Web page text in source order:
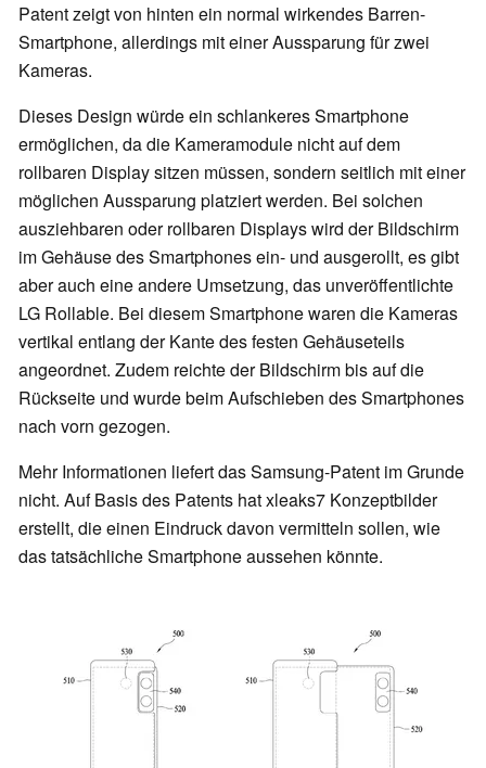
Patent zeigt von hinten ein normal wirkendes Barren-
Smartphone, allerdings mit einer Aussparung für zwei
Kameras.
Dieses Design würde ein schlankeres Smartphone
ermöglichen, da die Kameramodule nicht auf dem
rollbaren Display sitzen müssen, sondern seitlich mit einer
möglichen Aussparung platziert werden. Bei solchen
ausziehbaren oder rollbaren Displays wird der Bildschirm
im Gehäuse des Smartphones ein- und ausgerollt, es gibt
aber auch eine andere Umsetzung, das unveröffentlichte
LG Rollable. Bei diesem Smartphone waren die Kameras
vertikal entlang der Kante des festen Gehäuseteils
angeordnet. Zudem reichte der Bildschirm bis auf die
Rückseite und wurde beim Aufschieben des Smartphones
nach vorn gezogen.
Mehr Informationen liefert das Samsung-Patent im Grunde
nicht. Auf Basis des Patents hat xleaks7 Konzeptbilder
erstellt, die einen Eindruck davon vermitteln sollen, wie
das tatsächliche Smartphone aussehen könnte.